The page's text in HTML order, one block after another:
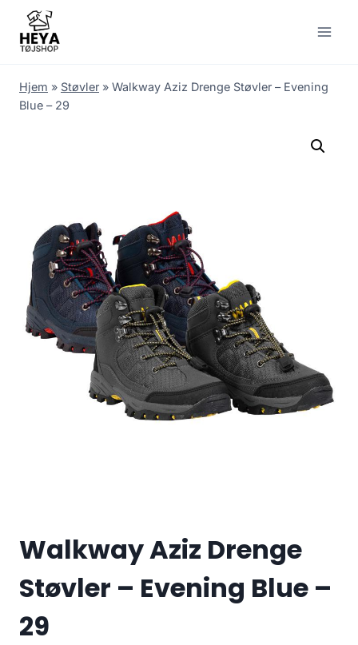
content
Hjem » Støvler » Walkway Aziz Drenge Støvler – Evening
Blue – 29
Walkway Aziz Drenge
Støvler – Evening Blue –
29